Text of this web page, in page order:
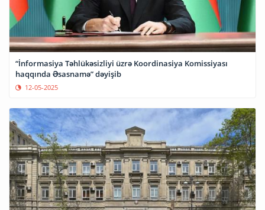
“İnformasiya Təhlükəsizliyi üzrə Koordinasiya Komissiyası
haqqında Əsasnamə” dəyişib
12-05-2025